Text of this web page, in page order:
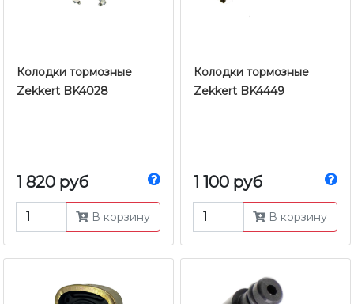
Колодки тормозные
Zekkert BK4028
1 820 руб
В корзину
Колодки тормозные
Zekkert BK4449
1 100 руб
В корзину